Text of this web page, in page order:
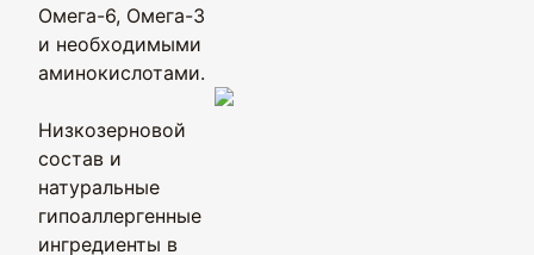
Омега-6, Омега-3
и необходимыми
аминокислотами.
Низкозерновой
состав и
натуральные
гипоаллергенные
ингредиенты в